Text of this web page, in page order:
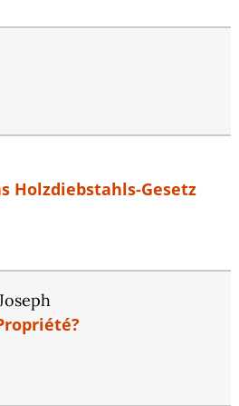
Holzdiebstahls-Gesetz